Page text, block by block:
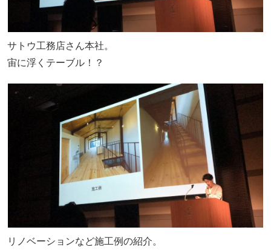
サトウ工務店さん本社。
宙に浮くテーブル！？
リノベーションなど施工例の紹介。